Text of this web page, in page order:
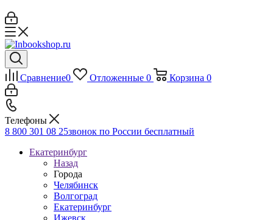
Сравнение0 Отложенные 0 Корзина 0
Телефоны
8 800 301 08 25звонок по России бесплатный
Екатеринбург
Назад
Города
Челябинск
Волгоград
Екатеринбург
Ижевск